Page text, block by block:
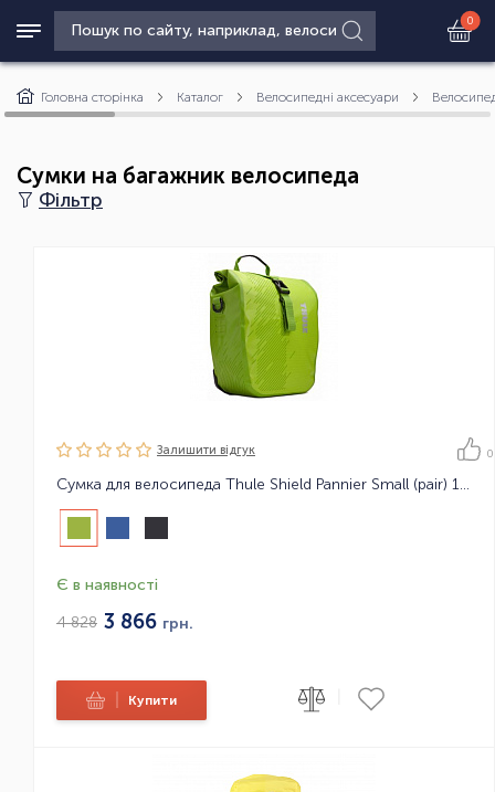
0
Головна сторінка Каталог Велосипедні аксесуари
Сумки на багажник велосипеда
Фільтр
Залишити вiдгук 0
Сумка для велосипеда Thule Shield Pannier Small (pair) 14 L
Є в наявності
4 828 3 866 грн.
Купити